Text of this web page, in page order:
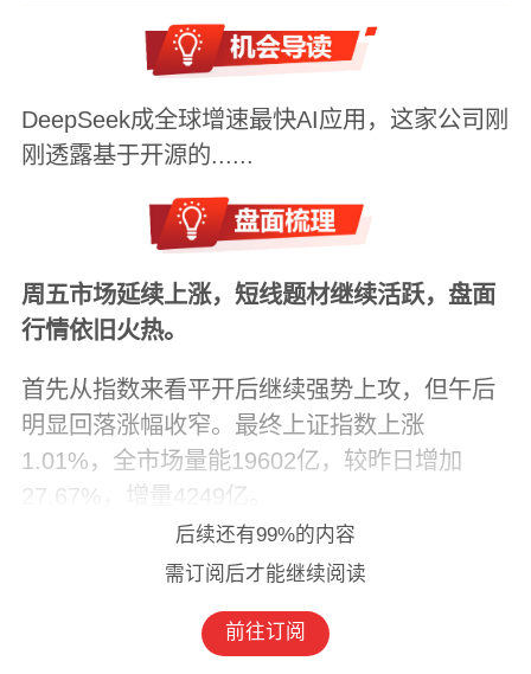
DeepSeek成全球增速最快AI应用，这家公司刚
刚透露基于开源的......
周五市场延续上涨，短线题材继续活跃，盘面
行情依旧火热。
首先从指数来看平开后继续强势上攻，但午后
明显回落涨幅收窄。最终上证指数上涨
1.01%，全市场量能19602亿，较昨日增加
27.67%，增量4249亿。
后续还有99%的内容
需订阅 后才能继续阅读
前往订阅